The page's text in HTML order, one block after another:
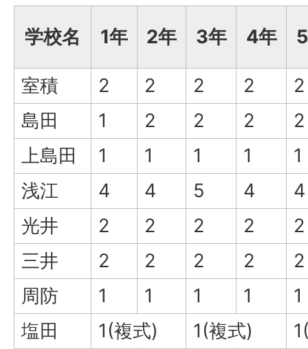
学校名 1年 2年 3年 4年
室積 2 2 2 2
2
島田
1 2 2 2
2
上島田
1 1 1 1
1
浅江
4 4 5 4
4
光井
2 2 2 2
2
三井
2 2 2 2
2
周防
1 1 1 1
1
塩田
1(複式) 1(複式)